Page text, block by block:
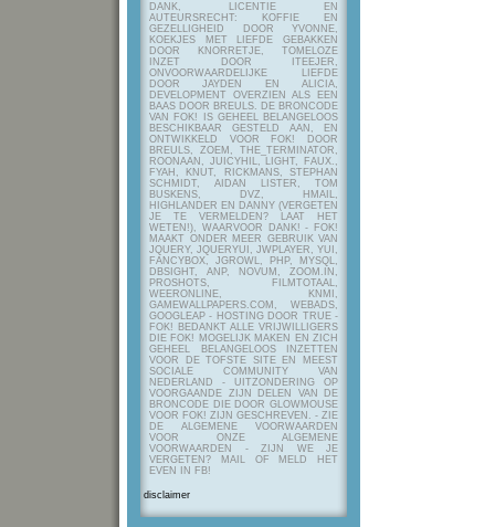
DANK, LICENTIE EN
AUTEURSRECHT: KOFFIE EN
GEZELLIGHEID DOOR YVONNE,
KOEKJES MET LIEFDE GEBAKKEN
DOOR KNORRETJE, TOMELOZE
INZET DOOR ITEEJER,
ONVOORWAARDELIJKE LIEFDE
DOOR JAYDEN EN ALICIA,
DEVELOPMENT OVERZIEN ALS EEN
BAAS DOOR BREULS. DE BRONCODE
VAN FOK! IS GEHEEL BELANGELOOS
BESCHIKBAAR GESTELD AAN, EN
ONTWIKKELD VOOR FOK! DOOR
BREULS, ZOEM, THE_TERMINATOR,
ROONAAN, JUICYHIL, LIGHT, FAUX.,
FYAH, KNUT, RICKMANS, STEPHAN
SCHMIDT, AIDAN LISTER, TOM
BUSKENS, DVZ, HMAIL,
HIGHLANDER EN DANNY (VERGETEN
JE TE VERMELDEN? LAAT HET
WETEN!), WAARVOOR DANK! - FOK!
MAAKT ONDER MEER GEBRUIK VAN
JQUERY, JQUERYUI, JWPLAYER, YUI,
FANCYBOX, JGROWL, PHP, MYSQL,
DBSIGHT, ANP, NOVUM, ZOOM.IN,
PROSHOTS, FILMTOTAAL,
WEERONLINE, KNMI,
GAMEWALLPAPERS.COM, WEBADS,
GOOGLEAP - HOSTING DOOR TRUE -
FOK! BEDANKT ALLE VRIJWILLIGERS
DIE FOK! MOGELIJK MAKEN EN ZICH
GEHEEL BELANGELOOS INZETTEN
VOOR DE TOFSTE SITE EN MEEST
SOCIALE COMMUNITY VAN
NEDERLAND - UITZONDERING OP
VOORGAANDE ZIJN DELEN VAN DE
BRONCODE DIE DOOR GLOWMOUSE
VOOR FOK! ZIJN GESCHREVEN. - ZIE
DE ALGEMENE VOORWAARDEN
VOOR ONZE ALGEMENE
VOORWAARDEN - ZIJN WE JE
VERGETEN? MAIL OF MELD HET
EVEN IN FB!
disclaimer